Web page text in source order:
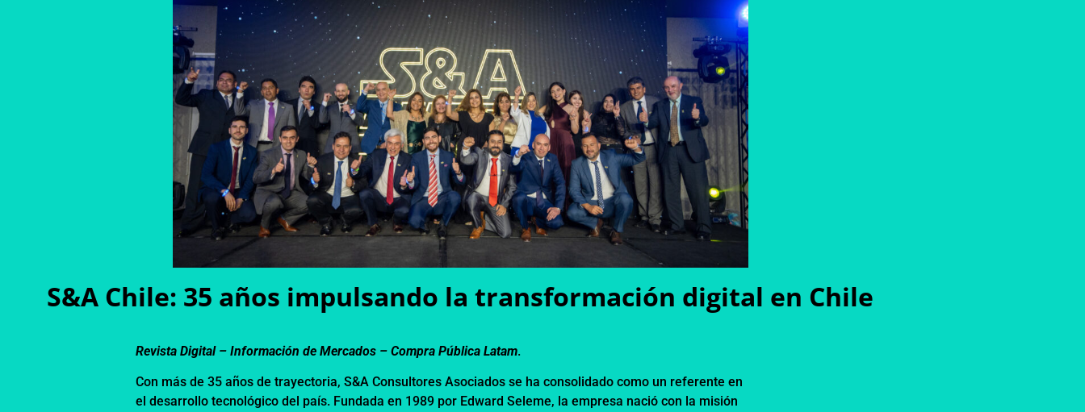
S&A Chile: 35 años impulsando la transformación digital en Chile
Revista Digital – Información de Mercados –Compra Pública Latam.
Con más de 35 años de trayectoria, S&A Consultores Asociados se ha consolidado como un referente en
el desarrollo tecnológico del país. Fundada en 1989 por Edward Seleme, la empresa nació con la misión